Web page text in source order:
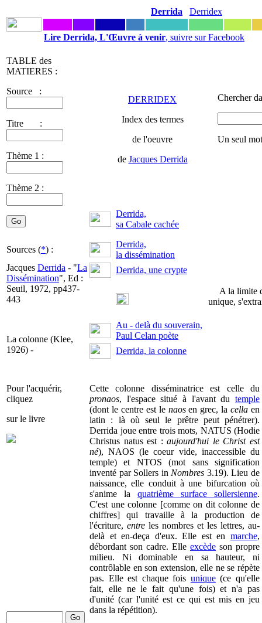
Derrida Derridex
Lire Derrida, L'Œuvre à venir, suivre sur Facebook
TABLE des
MATIERES :
Source :
Titre :
Thème 1 :
Thème 2 :
DERRIDEX
Index des termes
de l'oeuvre
de Jacques Derrida
Chercher
Un seul
Derrida,
sa Cabale cachée
Sources (*) :
Derrida,
la dissémination
Jacques Derrida - "La
Dissémination", Ed :
Seuil, 1972, pp437-
443
La colonne (Klee,
1926) -
Derrida, une crypte
A la limite
unique,
Au - delà du souverain,
Paul Celan poète
Derrida, la colonne
Pour l'acquérir,
cliquez
sur le livre
Cette colonne disséminatrice est celle du
pronaos, l'espace situé à l'avant du temple
(dont le centre est le naosen grec, lacella en
latin : là où seul le prêtre peut pénétrer).
Derrida joue entre trois mots, NATUS (Hodie
Christus natus est :aujourd'hui le Christ est
né), NAOS (le coeur vide, inaccessible du
temple) et NTOS (mot sans signification
inventé par Sollers in Nombres 3.19). Lieu de
naissance, elle conduit à une bifurcation où
s'anime la quatrième surface sollersienne.
C'est une colonne [comme on dit colonne de
chiffres] qui travaille à la production de
l'écriture, entre les nombres et les lettres, au-
delà et en-deça d'eux. Elle est en marche,
débordant son cadre. Elle excède son propre
milieu. Ni dominable en sa hauteur, ni
contrôlable en son extension, elle ne se répète
pas. Elle est chaque fois unique(ce qu'elle
fait, elle ne le fait qu'une fois) et n'a pas
d'unité (car l'unité est ce qui est mis en jeu
dans la répétition).